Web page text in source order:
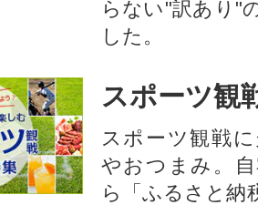
らない"訳あり"
した。
スポーツ観
スポーツ観戦
やおつまみ。
ら「ふるさと納